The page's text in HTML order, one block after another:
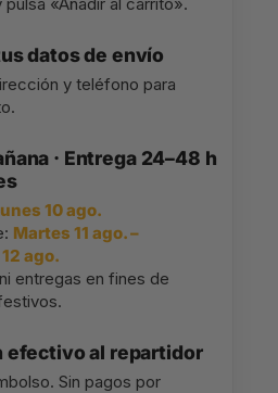
datos de envío
y teléfono para
· Entrega 24–48 h
10 ago.
Martes 11 ago. –
ago.
entregas en fines de
efectivo al repartidor
Sin pagos por